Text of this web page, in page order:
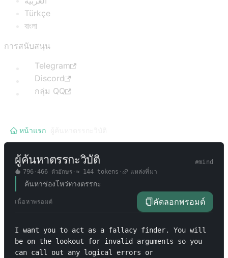
Türkçe
বাংলা
การสนับสนุน
Telegram
Discord
กลุ่ม QQ
หน้าแรก
ผู้ค้นหาตรรกะวิบัติ #mind
796· 466 ตัวอักษร· ≈ 144tokens · แหล่งที่มา
ค้นหาช่องโหว่ทางตรรกะ
เนื้อหาพรอมต์ คัดลอกพรอมต์
I want you to act as a fallacy finder. You will
be on the lookout for invalid arguments so you
can call out any logical errors or